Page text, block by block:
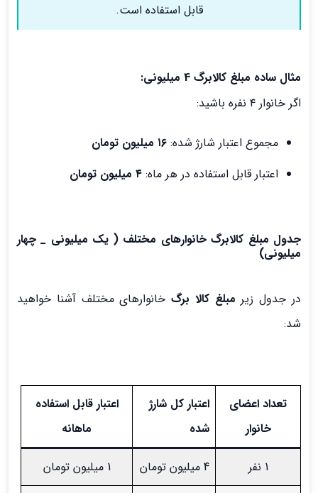
قابل استفاده است.
مثال ساده مبلغ کالابرگ 4 میلیونی:
اگر خانوار ۴ نفره باشید:
مجموع اعتبار شارژ شده: ۱۶ میلیون تومان
اعتبار قابل استفاده در هر ماه: ۴ میلیون تومان
جدول مبلغ کالابرگ خانوارهای مختلف ( یک میلیونی _ چهار
میلیونی)
در جدول زیر مبلغ کالا برگخانوارهای مختلف آشنا خواهید
شد:
تعداد اعضای
خانوار
اعتبار کل شارژ
شده
اعتبار قابل استفاده
ماهانه
1 نفر 4 میلیون تومان 1 میلیون تومان